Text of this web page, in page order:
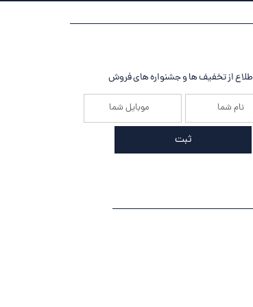
از تخفیف ها و جشنواره های فروش
ثبت